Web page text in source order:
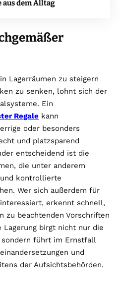
aus dem Alltag
Lagerräumen zu steigern
zu senken, lohnt sich der
Ein
Regale kann
oder besonders
und platzsparend
entscheidend ist die
die unter anderem
kontrollierte
Wer sich außerdem für
interessiert, erkennt schnell,
zu beachtenden Vorschriften
Lagerung birgt nicht nur die
sondern führt im Ernstfall
und
der Aufsichtsbehörden.